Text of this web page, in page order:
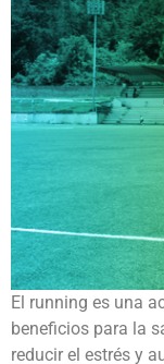
El running es una
beneficios para la
reducir el estrés y